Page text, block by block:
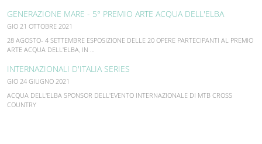
GENERAZIONE MARE - 5° PREMIO ARTE ACQUA DELL'ELBA
GIO 21 OTTOBRE 2021
28 AGOSTO- 4 SETTEMBRE ESPOSIZIONE DELLE 20 OPERE PARTECIPANTI AL PREMIO
ARTE ACQUA DELL'ELBA, IN …
INTERNAZIONALI D'ITALIA SERIES
GIO 24 GIUGNO 2021
ACQUA DELL'ELBA SPONSOR DELL'EVENTO INTERNAZIONALE DI MTB CROSS
COUNTRY